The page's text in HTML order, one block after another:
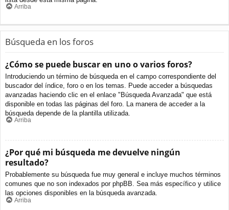
Arriba
Búsqueda en los foros
¿Cómo se puede buscar en uno o varios foros?
Introduciendo un término de búsqueda en el campo correspondiente del
buscador del índice, foro o en los temas. Puede acceder a búsquedas
avanzadas haciendo clic en el enlace "Búsqueda Avanzada" que está
disponible en todas las páginas del foro. La manera de acceder a la
búsqueda depende de la plantilla utilizada.
Arriba
¿Por qué mi búsqueda me devuelve ningún
resultado?
Probablemente su búsqueda fue muy general e incluye muchos términos
comunes que no son indexados por phpBB. Sea más específico y utilice
las opciones disponibles en la búsqueda avanzada.
Arriba